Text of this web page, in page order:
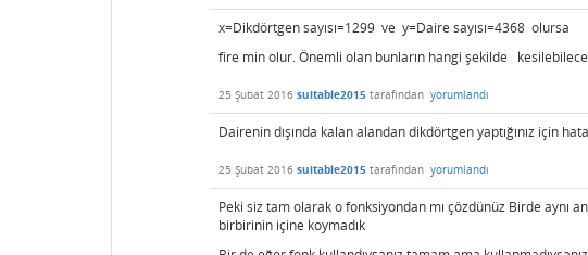
x=Dikdörtgen sayısı=1299 ve y=Daire sayısı=4368 olursa
fire min olur. Önemli olan bunların hangi şekilde
25 Şubat 2016 suitable2015 tarafından yorumlandı
Dairenin dışında kalan alandan dikdörtgen yaptığınız için
25 Şubat 2016 suitable2015 tarafından yorumlandı
Peki siz tam olarak o fonksiyondan mı çözdünüz Birde aynı
birbirinin içine koymadık